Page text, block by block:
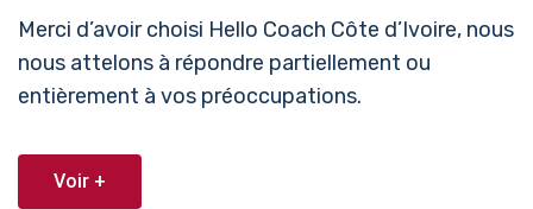
Merci d’avoir choisi Hello Coach Côte d’Ivoire, nous
nous attelons à répondre partiellement ou
entièrement à vos préoccupations.
Voir +